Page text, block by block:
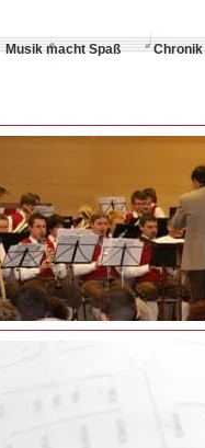
Musik macht Spaß Chronik